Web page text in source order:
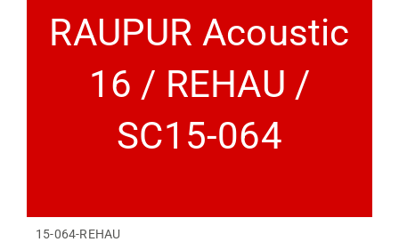
RAUPUR Acoustic
16 / REHAU /
SC15-064
15-064-REHAU